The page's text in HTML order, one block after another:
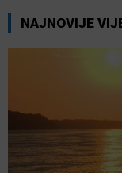
NAJNOVIJE